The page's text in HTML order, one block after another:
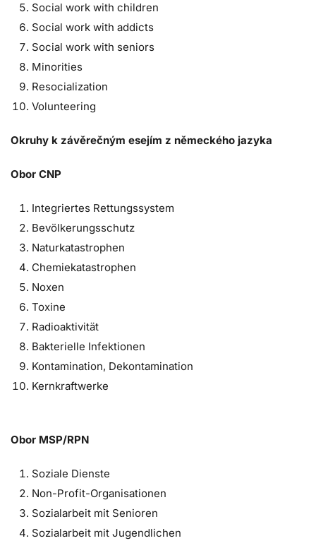
Social work with children
Social work with addicts
Social work with seniors
Minorities
Resocialization
Volunteering
Okruhy k závěrečným esejím z německého jazyka
Obor CNP
Integriertes Rettungssystem
Bevölkerungsschutz
Naturkatastrophen
Chemiekatastrophen
Noxen
Toxine
Radioaktivität
Bakterielle Infektionen
Kontamination, Dekontamination
Kernkraftwerke
Obor MSP/RPN
Soziale Dienste
Non-Profit-Organisationen
Sozialarbeit mit Senioren
Sozialarbeit mit Jugendlichen